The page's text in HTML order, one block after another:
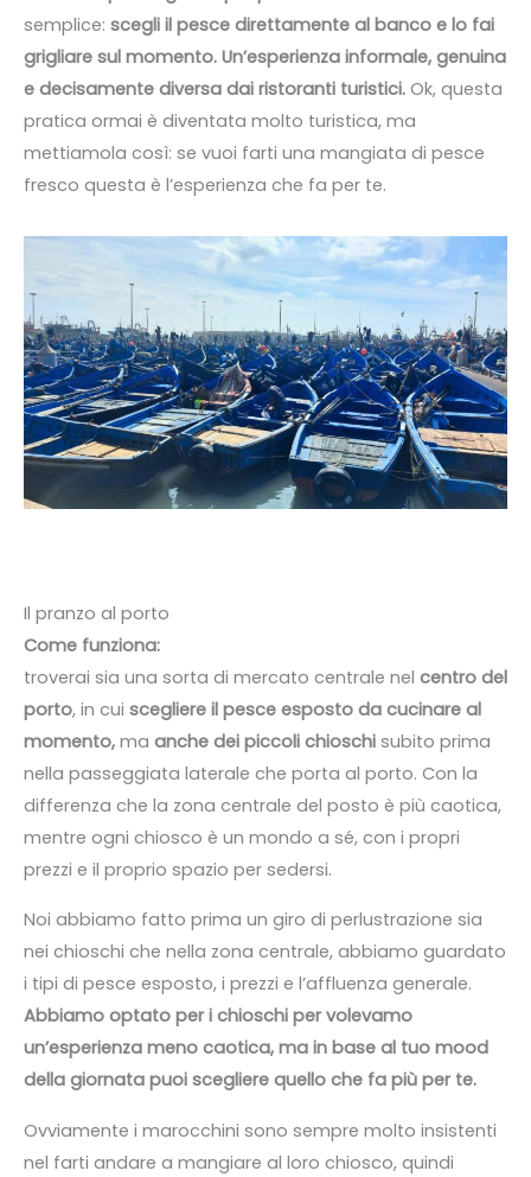
semplice: scegli il pesce direttamente al banco e lo fai
grigliare sul momento. Un’esperienza informale, genuina
e decisamente diversa dai ristoranti turistici. Ok, questa
pratica ormai è diventata molto turistica, ma
mettiamola così: se vuoi farti una mangiata di pesce
fresco questa è l’esperienza che fa per te.
Il pranzo al porto
Come funziona:
troverai sia una sorta di mercato centrale nel centro del
porto, in cui scegliere il pesce esposto da cucinare al
momento, ma anche dei piccoli chioschi subito prima
nella passeggiata laterale che porta al porto. Con la
differenza che la zona centrale del posto è più caotica,
mentre ogni chiosco è un mondo a sé, con i propri
prezzi e il proprio spazio per sedersi.
Noi abbiamo fatto prima un giro di perlustrazione sia
nei chioschi che nella zona centrale, abbiamo guardato
i tipi di pesce esposto, i prezzi e l’affluenza generale.
Abbiamo optato per i chioschi per volevamo
un’esperienza meno caotica, ma in base al tuo mood
della giornata puoi scegliere quello che fa più per te.
Ovviamente i marocchini sono sempre molto insistenti
nel farti andare a mangiare al loro chiosco, quindi